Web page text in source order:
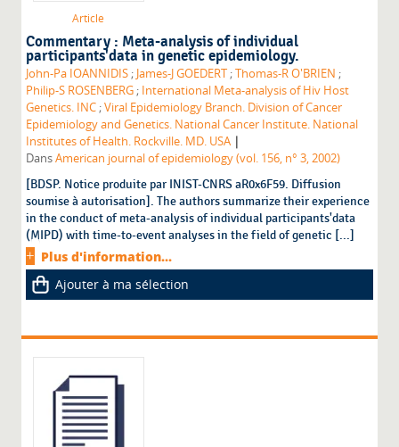
Article
Commentary : Meta-analysis of individual
participants'data in genetic epidemiology.
John-Pa IOANNIDIS ; James-J GOEDERT ;Thomas-R O'BRIEN ;
Philip-S ROSENBERG ; International Meta-analysis of Hiv Host
Genetics. INC ;Viral Epidemiology Branch. Division of Cancer
Epidemiology and Genetics. National Cancer Institute. National
Institutes of Health. Rockville. MD. USA |
DansAmerican journal of epidemiology (vol. 156, n° 3, 2002)
[BDSP. Notice produite par INIST-CNRS aR0x6F59. Diffusion
soumise à autorisation]. The authors summarize their experience
in the conduct of meta-analysis of individual participants'data
(MIPD) with time-to-event analyses in the field of genetic [...]
Plus d'information...
Ajouter à ma sélection